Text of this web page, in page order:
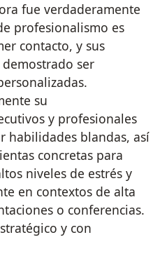
fue verdaderamente
profesionalismo es
contacto, y sus
ser
su
y profesionales
habilidades blandas, así
concretas para
niveles de estrés y
en contextos de alta
o conferencias.
y con